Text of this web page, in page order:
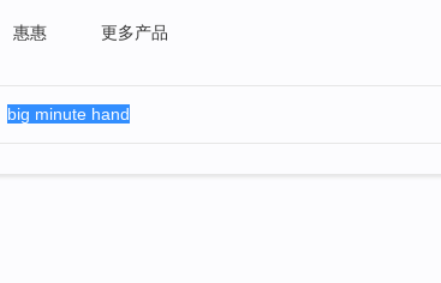
惠惠 更多产品